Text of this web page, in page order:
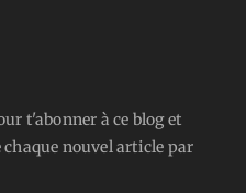
t'abonner à ce blog et
nouvel article par